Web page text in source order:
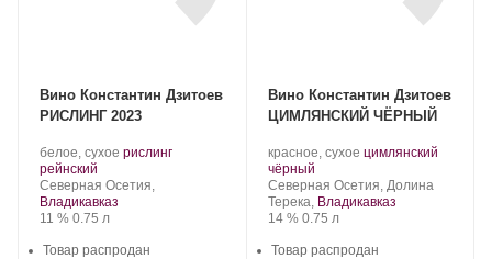
Вино Константин Дзитоев
РИСЛИНГ 2023
Производитель:
Константин
Дзитоев.
белое, сухое .
винограда:
рислинг
рейнский
Регион:
Северная Осетия,
Владикавказ
Крепость
11 %. Объем
0.75 л
Товар распродан
Вино Константин Дзитоев
ЦИМЛЯНСКИЙ ЧЁРНЫЙ
Производитель:
Константин
Дзитоев.
красное, сухое .
винограда:
цимлянский
чёрный.
Регион:
Северная Осетия, Долина
Терека, Владикавказ
Крепость
14 %. Объем
0.75 л
Товар распродан